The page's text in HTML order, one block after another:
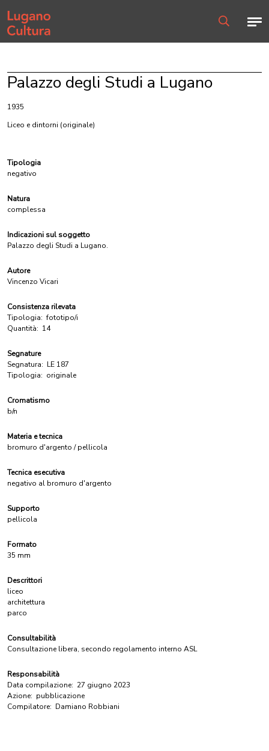
Home page
Palazzo degli Studi a Lugano
1935
Liceo e dintorni (originale)
Tipologia
negativo
Natura
complessa
Indicazioni sul soggetto
Palazzo degli Studi a Lugano.
Autore
Vincenzo Vicari
Consistenza rilevata
Tipologia: fototipo/i
Quantità: 14
Segnature
Segnatura: LE 187
Tipologia: originale
Cromatismo
b/n
Materia e tecnica
bromuro d'argento / pellicola
Tecnica esecutiva
negativo al bromuro d'argento
Supporto
pellicola
Formato
35 mm
Descrittori
liceo
architettura
parco
Consultabilità
Consultazione libera, secondo regolamento interno ASL
Responsabilità
Data compilazione: 27 giugno 2023
Azione: pubblicazione
Compilatore: Damiano Robbiani